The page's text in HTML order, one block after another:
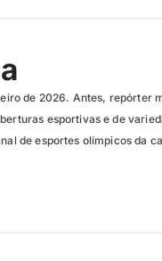
de 2026. Antes, repórter
esportivas e de
de esportes olímpicos da